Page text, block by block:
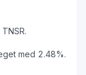
med 2.48%.